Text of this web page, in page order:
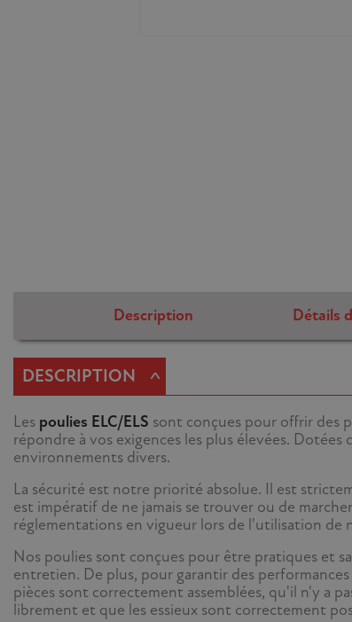
Description Détails
DESCRIPTION ^
Les poulies ELC/ELS sont conçues pour offrir des
répondre à vos exigences les plus élevées.
environnements divers.
La sécurité est notre priorité absolue. Il est
est impératif de ne jamais se trouver ou de
réglementations en vigueur lors de l'utilisation de
Nos poulies sont conçues pour être pratiques et
entretien. De plus, pour garantir des
pièces sont correctement assemblées, qu'il n'y a
librement et que les essieux sont correctement